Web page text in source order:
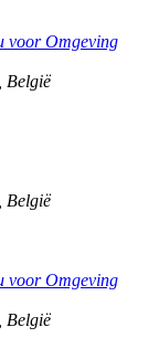
voor Omgeving
België
België
voor Omgeving
België